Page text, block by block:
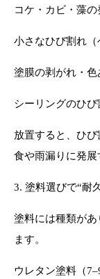
コケ・カビ・藻の
小さなひび割れ（
塗膜の剥がれ・色
シーリングのひび
放置すると、ひ
食や雨漏りに発展
3. 塗料選びで“耐
塗料には種類が
ます。
ウレタン塗料（